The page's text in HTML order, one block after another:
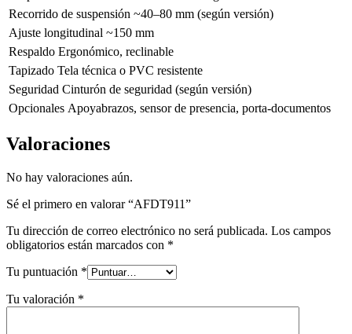
Recorrido de suspensión ~40–80 mm (según versión)
Ajuste longitudinal ~150 mm
Respaldo Ergonómico, reclinable
Tapizado Tela técnica o PVC resistente
Seguridad Cinturón de seguridad (según versión)
Opcionales Apoyabrazos, sensor de presencia, porta-documentos
Valoraciones
No hay valoraciones aún.
Sé el primero en valorar “AFDT911”
Tu dirección de correo electrónico no será publicada. Los campos
obligatorios están marcados con *
Tu puntuación *
Tu valoración *